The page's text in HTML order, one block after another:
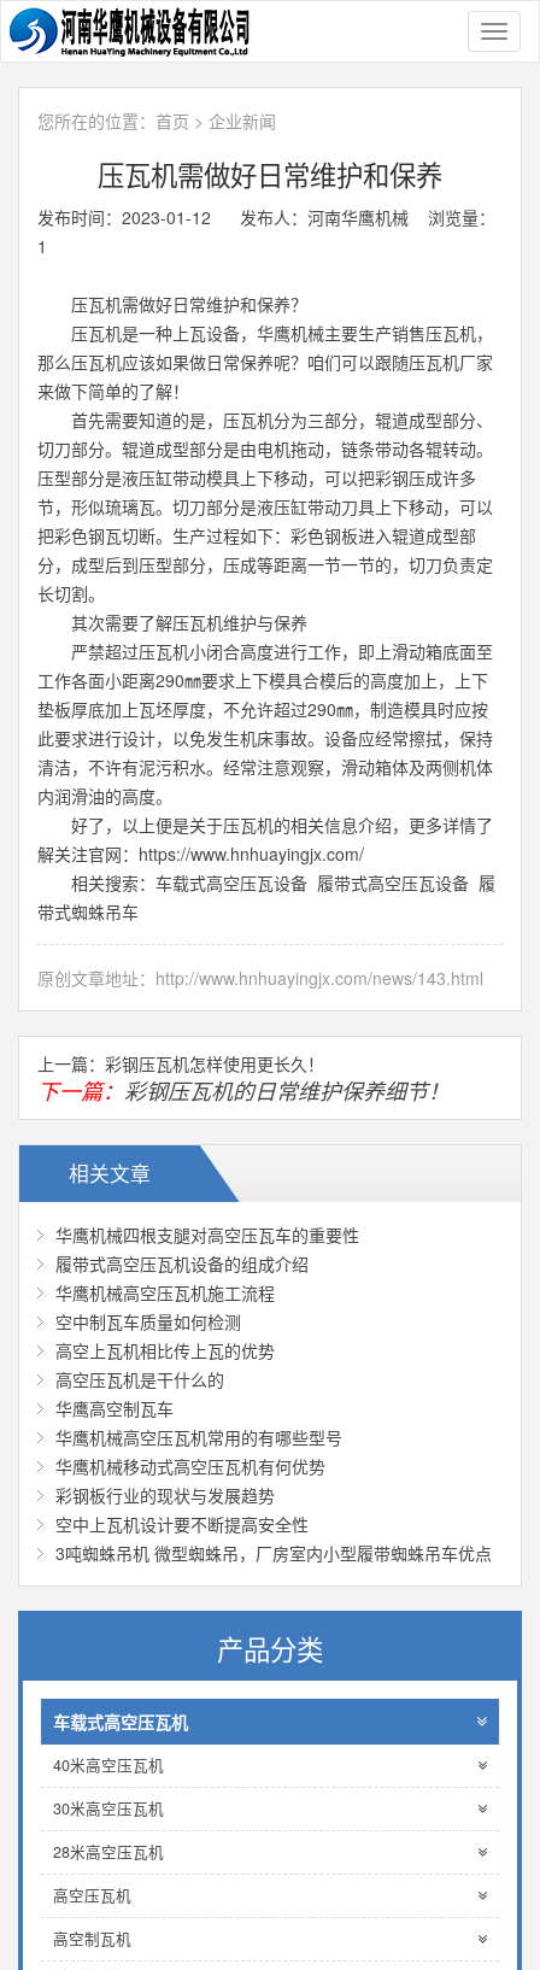
您所在的位置： 首页 > 企业新闻
压瓦机需做好日常维护和保养
发布时间：2023-01-12 发布人：河南华鹰机械 浏览量：
1
压瓦机需做好日常维护和保养？
压瓦机是一种上瓦设备，华鹰机械主要生产销售压瓦机，
那么压瓦机应该如果做日常保养呢？咱们可以跟随压瓦机厂家
来做下简单的了解！
首先需要知道的是，压瓦机分为三部分，辊道成型部分、
切刀部分。辊道成型部分是由电机拖动，链条带动各辊转动。
压型部分是液压缸带动模具上下移动，可以把彩钢压成许多
节，形似琉璃瓦。切刀部分是液压缸带动刀具上下移动，可以
把彩色钢瓦切断。生产过程如下：彩色钢板进入辊道成型部
分，成型后到压型部分，压成等距离一节一节的，切刀负责定
长切割。
其次需要了解压瓦机维护与保养
严禁超过压瓦机小闭合高度进行工作，即上滑动箱底面至
工作各面小距离290㎜要求上下模具合模后的高度加上，上下
垫板厚底加上瓦坯厚度，不允许超过290㎜，制造模具时应按
此要求进行设计，以免发生机床事故。设备应经常擦拭，保持
清洁，不许有泥污积水。经常注意观察，滑动箱体及两侧机体
内润滑油的高度。
好了，以上便是关于压瓦机的相关信息介绍，更多详情了
解关注官网： https://www.hnhuayingjx.com/
相关搜索： 车载式高空压瓦设备 履带式高空压瓦设备 履
带式蜘蛛吊车
原创文章地址： http://www.hnhuayingjx.com/news/143.html
上一篇：​ 彩钢压瓦机怎样使用更长久！
下一篇： 彩钢压瓦机的日常维护保养细节！
相关文章
华鹰机械‌四根支腿对高空压瓦车的重要性
履带式高空压瓦机设备的组成介绍
华鹰机械高空压瓦机施工流程
空中制瓦车质量如何检测
高空上瓦机相比传上瓦的优势
高空压瓦机是干什么的
华鹰高空制瓦车
华鹰机械高空压瓦机常用的有哪些型号
华鹰机械‌移动式高空压瓦机有何优势
彩钢板行业的现状与发展趋势
空中上瓦机设计要不断提高安全性
3吨蜘蛛吊机 微型蜘蛛吊，厂房室内小型履带蜘蛛吊车优点
产品分类
车载式高空压瓦机
40米高空压瓦机
30米高空压瓦机
28米高空压瓦机
高空压瓦机
高空制瓦机